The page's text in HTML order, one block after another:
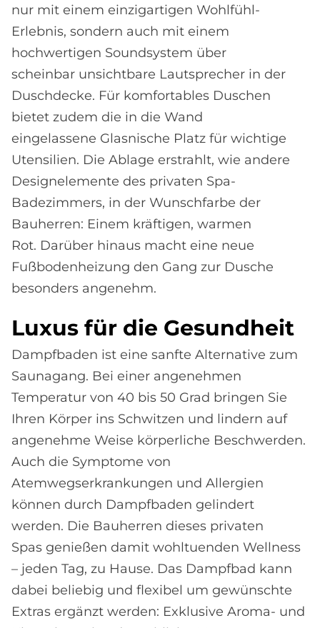
nur mit einem einzigartigen Wohlfühl-
Erlebnis, sondern auch mit einem
hochwertigen Soundsystem über
scheinbar unsichtbare Lautsprecher in der
Duschdecke. Für komfortables Duschen
bietet zudem die in die Wand
eingelassene Glasnische Platz für wichtige
Utensilien. Die Ablage erstrahlt, wie andere
Designelemente des privaten Spa-
Badezimmers, in der Wunschfarbe der
Bauherren: Einem kräftigen, warmen
Rot. Darüber hinaus macht eine neue
Fußbodenheizung den Gang zur Dusche
besonders angenehm.
Lu­xus für die Ge­sund­heit
Dampfbaden ist eine sanfte Alternative zum
Saunagang. Bei einer angenehmen
Temperatur von 40 bis 50 Grad bringen Sie
Ihren Körper ins Schwitzen und lindern auf
angenehme Weise körperliche Beschwerden.
Auch die Symptome von
Atemwegserkrankungen und Allergien
können durch Dampfbaden gelindert
werden. Die Bauherren dieses privaten
Spas genießen damit wohltuenden Wellness
– jeden Tag, zu Hause. Das Dampfbad kann
dabei beliebig und flexibel um gewünschte
Extras ergänzt werden: Exklusive Aroma- und